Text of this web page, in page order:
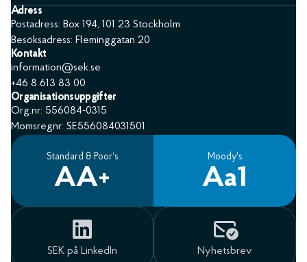
Adress
Postadress: Box 194, 101 23 Stockholm
Besöksadress: Fleminggatan 20
Kontakt
information@sek.se
+46 8 613 83 00
Organisationsuppgifter
Org.nr: 556084-0315
Momsregnr: SE556084031501
Standard & Poor’s
AA+
Moody's
Aa1
SEK på LinkedIn Nyhetsbrev